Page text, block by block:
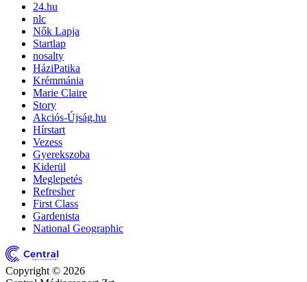
24.hu
nlc
Nők Lapja
Startlap
nosalty
HáziPatika
Krémmánia
Marie Claire
Story
Akciós-Újság.hu
Hírstart
Vezess
Gyerekszoba
Kiderül
Meglepetés
Refresher
First Class
Gardenista
National Geographic
Copyright © 2026